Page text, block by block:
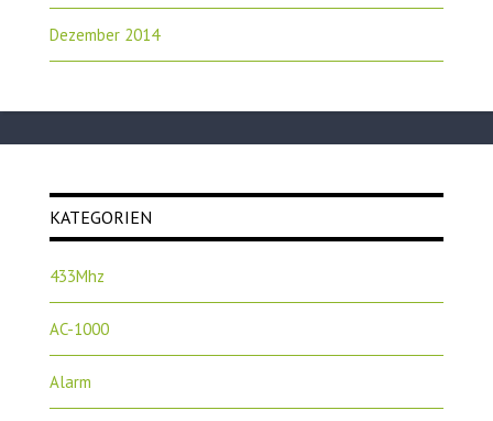
Dezember 2014
KATEGORIEN
433Mhz
AC-1000
Alarm